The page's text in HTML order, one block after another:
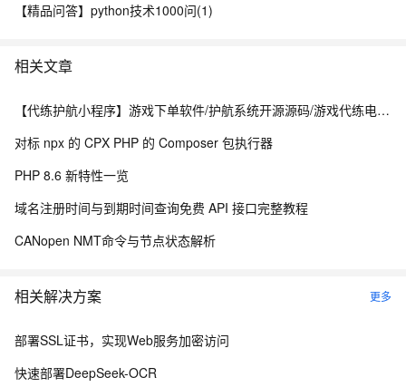
【精品问答】python技术1000问(1)
相关文章
【代练护航小程序】游戏下单软件/护航系统开源源码/游戏代练电竞派单小程序搭建
对标 npx 的 CPX PHP 的 Composer 包执行器
PHP 8.6 新特性一览
域名注册时间与到期时间查询免费 API 接口完整教程
CANopen NMT命令与节点状态解析
相关解决方案 更多
部署SSL证书，实现Web服务加密访问
快速部署DeepSeek-OCR